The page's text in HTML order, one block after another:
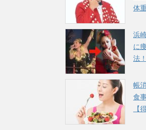
体
浜
に
法
帳
食
【